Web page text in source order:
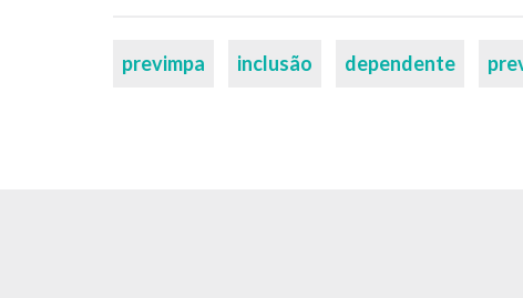
Palavras-
previmpa inclusão dependente